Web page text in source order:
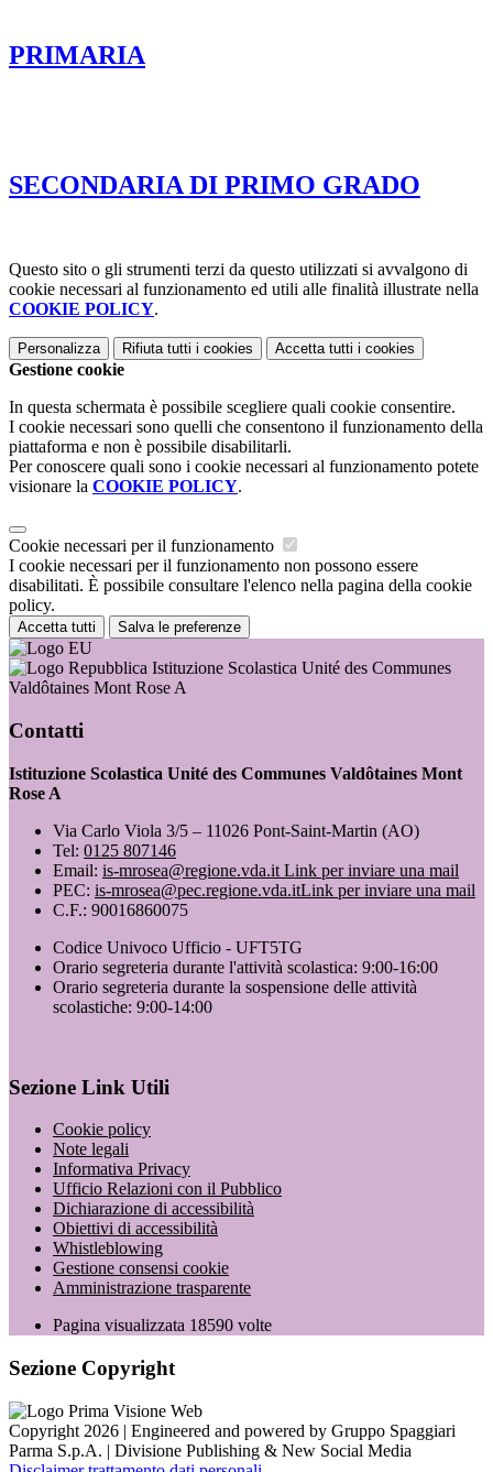
PRIMARIA
SECONDARIA DI PRIMO GRADO
Questo sito o gli strumenti terzi da questo utilizzati si avvalgono di
cookie necessari al funzionamento ed utili alle finalità illustrate nella
COOKIE POLICY.
Personalizza Rifiuta tutti i cookies Accetta tutti i cookies
Gestione cookie
In questa schermata è possibile scegliere quali cookie consentire.
I cookie necessari sono quelli che consentono il funzionamento della
piattaforma e non è possibile disabilitarli.
Per conoscere quali sono i cookie necessari al funzionamento potete
visionare la COOKIE POLICY.
Cookie necessari per il funzionamento
I cookie necessari per il funzionamento non possono essere
disabilitati. È possibile consultare l'elenco nella pagina della cookie
policy.
Accetta tutti Salva le preferenze
Istituzione Scolastica Unité des Communes
Valdôtaines Mont Rose A
Contatti
Istituzione Scolastica Unité des Communes Valdôtaines Mont
Rose A
Via Carlo Viola 3/5 – 11026 Pont-Saint-Martin (AO)
Tel: 0125 807146
Email: is-mrosea@regione.vda.it Link per inviare una mail
PEC: is-mrosea@pec.regione.vda.itLink per inviare una mail
C.F.: 90016860075
Codice Univoco Ufficio - UFT5TG
Orario segreteria durante l'attività scolastica: 9:00-16:00
Orario segreteria durante la sospensione delle attività
scolastiche: 9:00-14:00
Sezione Link Utili
Cookie policy
Note legali
Informativa Privacy
Ufficio Relazioni con il Pubblico
Dichiarazione di accessibilità
Obiettivi di accessibilità
Whistleblowing
Gestione consensi cookie
Amministrazione trasparente
Pagina visualizzata 18590 volte
Sezione Copyright
Copyright 2026 | Engineered and powered by Gruppo Spaggiari
Parma S.p.A. | Divisione Publishing & New Social Media